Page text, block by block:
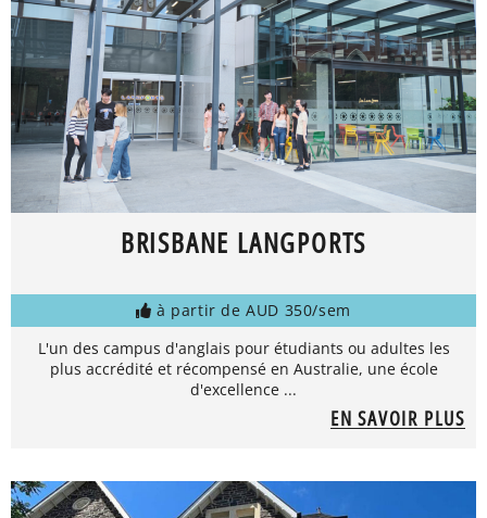
BRISBANE LANGPORTS
à partir de AUD 350/sem
L'un des campus d'anglais pour étudiants ou adultes les
plus accrédité et récompensé en Australie, une école
d'excellence ...
EN SAVOIR PLUS